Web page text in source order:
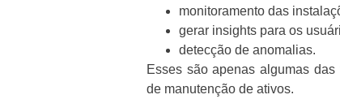
monitoramento das
gerar insights para os
detecção de anomalias.
Esses são apenas algumas
de manutenção de ativos.